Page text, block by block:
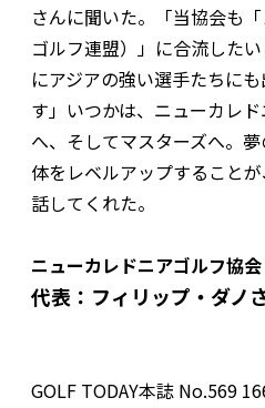
さんに聞いた。「当協会も
ゴルフ連盟）」に合流した
にアジアの強い選手たちに
す」いつかは、ニューカレ
へ、そしてマスターズへ。
体をレベルアップすること
話してくれた。
ニューカレドニアゴルフ協会
代表：フィリップ・ダノ
GOLF TODAY本誌 No.569